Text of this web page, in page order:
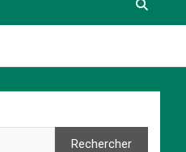
Rechercher